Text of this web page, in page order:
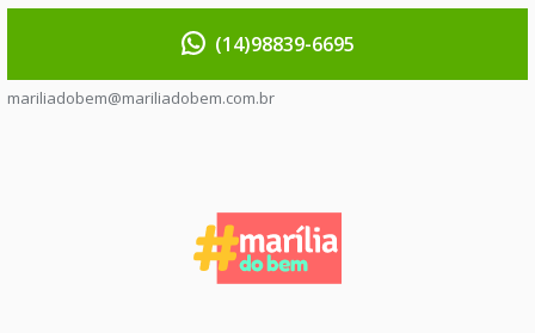
(14)98839-6695
mariliadobem@mariliadobem.com.br